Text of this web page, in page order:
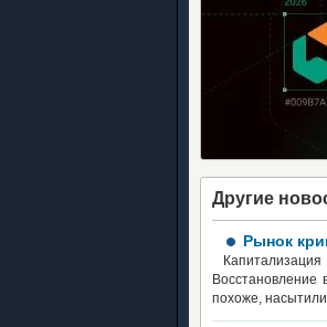
Другие
Рынок
Восстановление
похоже,